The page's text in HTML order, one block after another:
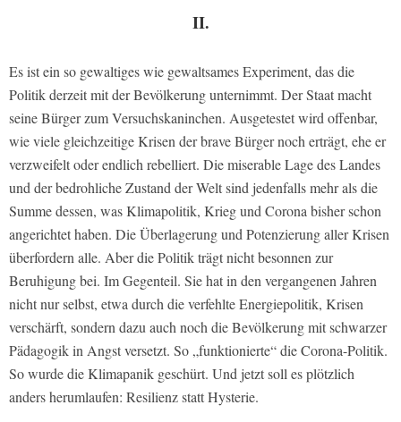
II.
Es ist ein so gewaltiges wie gewaltsames Experiment, das die
Politik derzeit mit der Bevölkerung unternimmt. Der Staat macht
seine Bürger zum Versuchskaninchen. Ausgetestet wird offenbar,
wie viele gleichzeitige Krisen der brave Bürger noch erträgt, ehe er
verzweifelt oder endlich rebelliert. Die miserable Lage des Landes
und der bedrohliche Zustand der Welt sind jedenfalls mehr als die
Summe dessen, was Klimapolitik, Krieg und Corona bisher schon
angerichtet haben. Die Überlagerung und Potenzierung aller Krisen
überfordern alle. Aber die Politik trägt nicht besonnen zur
Beruhigung bei. Im Gegenteil. Sie hat in den vergangenen Jahren
nicht nur selbst, etwa durch die verfehlte Energiepolitik, Krisen
verschärft, sondern dazu auch noch die Bevölkerung mit schwarzer
Pädagogik in Angst versetzt. So „funktionierte“ die Corona-Politik.
So wurde die Klimapanik geschürt. Und jetzt soll es plötzlich
anders herumlaufen: Resilienz statt Hysterie.